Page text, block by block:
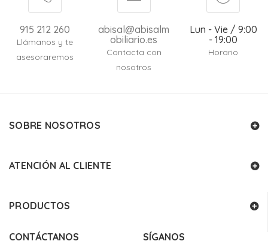
915 212 260
Llámanos y te
asesoraremos
abisal@abisalm
obiliario.es
Contacta con
nosotros
Lun - Vie / 9:00
- 19:00
Horario
SOBRE NOSOTROS
ATENCIÓN AL CLIENTE
PRODUCTOS
CONTÁCTANOS SÍGANOS